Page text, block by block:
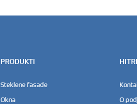
PRODUKTI
Steklene fasade
Okna
O